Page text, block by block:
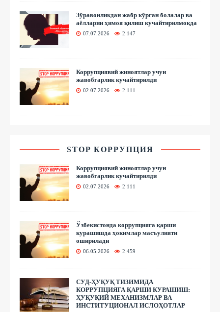
Зўравонликдан жабр кўрган болалар ва
аёлларни ҳимоя қилиш кучайтирилмоқда
07.07.2026 2 147
Коррупциявий жиноятлар учун
жавобгарлик кучайтирилди
02.07.2026 2 111
STOP КОРРУПЦИЯ
Коррупциявий жиноятлар учун
жавобгарлик кучайтирилди
02.07.2026 2 111
Ўзбекистонда коррупцияга қарши
курашишда ҳокимлар масъулияти
оширилади
06.05.2026 2 459
СУД-ҲУҚУҚ ТИЗИМИДА
КОРРУПЦИЯГА ҚАРШИ КУРАШИШ:
ҲУҚУҚИЙ МЕХАНИЗМЛАР ВА
ИНСТИТУЦИОНАЛ ИСЛОҲОТЛАР